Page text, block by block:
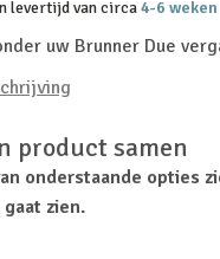
levertijd van circa4-6 weken
uw Brunner Due
product samen
onderstaande opties
zien.